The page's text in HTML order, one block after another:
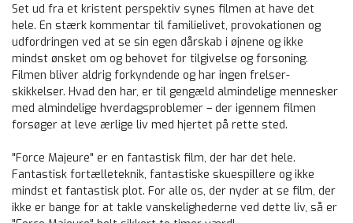
Set ud fra et kristent perspektiv synes filmen at have det
hele. En stærk kommentar til familielivet, provokationen og
udfordringen ved at se sin egen dårskab i øjnene og ikke
mindst ønsket om og behovet for tilgivelse og forsoning.
Filmen bliver aldrig forkyndende og har ingen frelser-
skikkelser. Hvad den har, er til gengæld almindelige mennesker
med almindelige hverdagsproblemer – der igennem filmen
forsøger at leve ærlige liv med hjertet på rette sted.
"Force Majeure" er en fantastisk film, der har det hele.
Fantastisk fortælleteknik, fantastiske skuespillere og ikke
mindst et fantastisk plot. For alle os, der nyder at se film, der
ikke er bange for at takle vanskelighederne ved dette liv, så er